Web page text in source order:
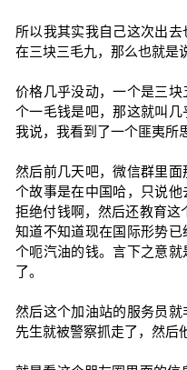
所以我其实我自己这次出
在三块三毛九，那么也就是
价格几乎没动，一个是三
个一毛钱是吧，那这就叫几
我说，我看到了一个匪夷所
然后前几天吧，微信群里
个故事是在中国哈，只说
拒绝付钱啊，然后还教育
知道不知道现在国际形势
个呃汽油的钱。言下之意
了。
然后这个加油站的服务员
先生就被警察抓走了，然后